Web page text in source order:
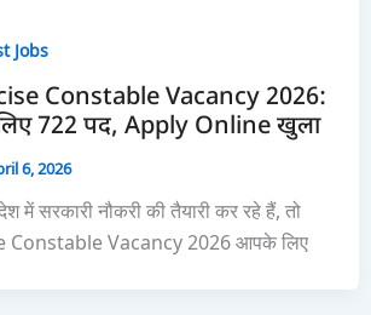
Jobs
Constable Vacancy 2026:
722 पद, Apply Online खुला
6, 2026
में सरकारी नौकरी की तैयारी कर रहे हैं, तो
Constable Vacancy 2026 आपके लिए